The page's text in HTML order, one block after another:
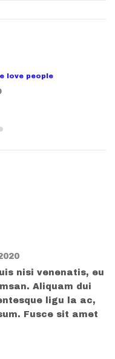
love people
nisi venenatis, eu
Aliquam dui
ligu la ac,
Fusce sit amet